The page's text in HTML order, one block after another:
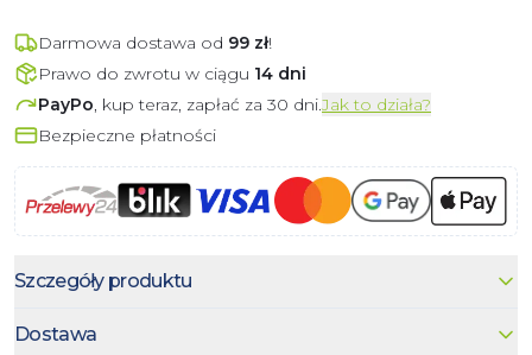
Darmowa dostawa od 99 zł!
Prawo do zwrotu w ciągu 14 dni
PayPo, kup teraz, zapłać za 30 dni.Jak to działa?
Bezpieczne płatności
Szczegóły produktu
Dostawa